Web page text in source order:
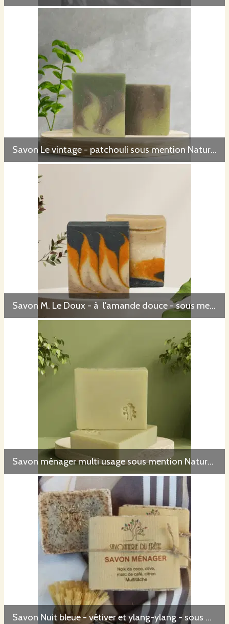
Savon Le vintage - patchouli sous mention Nature et Progrès
Savon M. Le Doux - à l'amande douce - sous mention Nature et Progrès
Savon ménager multi usage sous mention Nature & Progrès
Savon Nuit bleue - vétiver et ylang-ylang - sous mention Nature et Progrès